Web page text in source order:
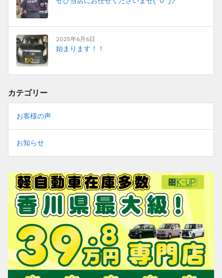
2025年6月6日
始まります！！
カテゴリー
お客様の声
お知らせ